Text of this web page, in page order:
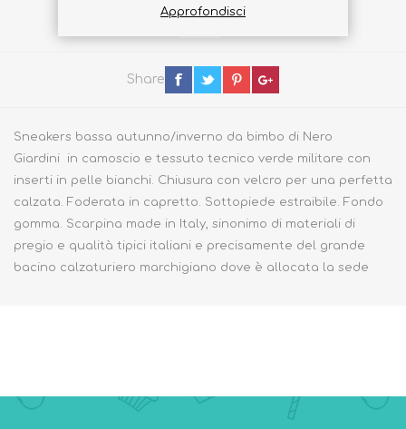
Share
Sneakers bassa autunno/inverno da bimbo di Nero
Giardini in camoscio e tessuto tecnico verde militare con
inserti in pelle bianchi. Chiusura con velcro per una perfetta
calzata. Foderata in capretto. Sottopiede estraibile. Fondo
gomma. Scarpina made in Italy, sinonimo di materiali di
pregio e qualità tipici italiani e precisamente del grande
bacino calzaturiero marchigiano dove è allocata la sede
Approfondisci